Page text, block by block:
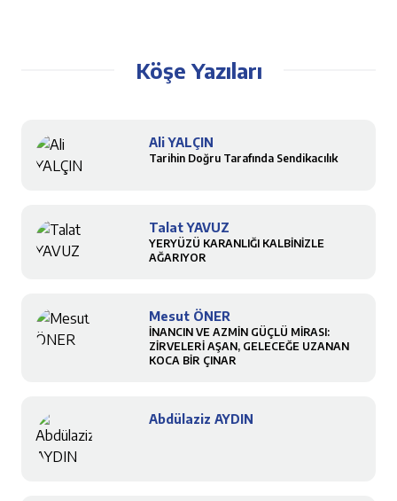
Köşe Yazıları
Ali YALÇIN
Tarihin Doğru Tarafında Sendikacılık
Talat YAVUZ
YERYÜZÜ KARANLIĞI KALBİNİZLE
AĞARIYOR
Mesut ÖNER
İNANCIN VE AZMİN GÜÇLÜ MİRASI:
ZİRVELERİ AŞAN, GELECEĞE UZANAN
KOCA BİR ÇINAR
Abdülaziz AYDIN